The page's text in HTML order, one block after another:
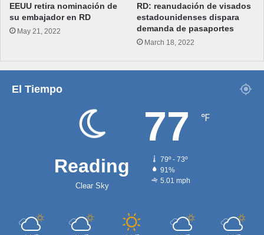
EEUU retira nominación de
su embajador en RD
May 21, 2022
RD: reanudación de visados
estadounidenses dispara
demanda de pasaportes
March 18, 2022
El Tiempo
Reading
Clear Sky
77 ℉
79º - 73º
91%
5.01 mph